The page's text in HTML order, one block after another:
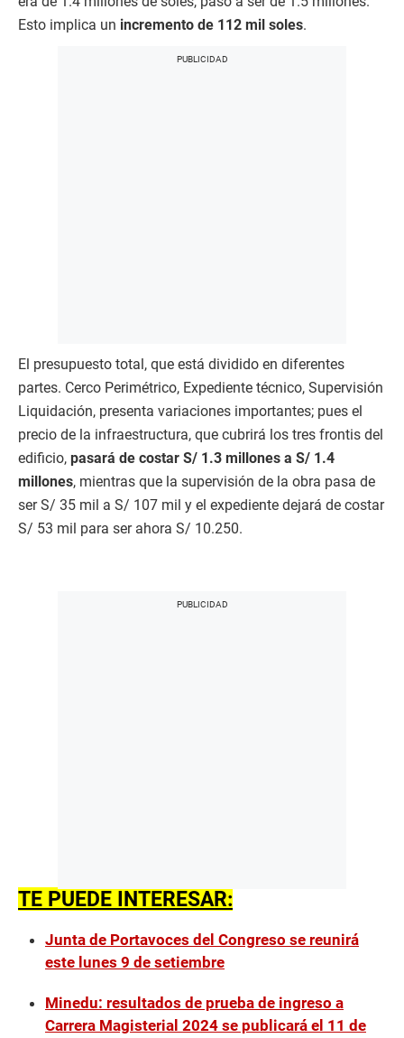
Esto implica un incremento de 112 mil soles.
El presupuesto total, que está dividido en diferentes
partes. Cerco Perimétrico, Expediente técnico, Supervisión
Liquidación, presenta variaciones importantes; pues el
precio de la infraestructura, que cubrirá los tres frontis del
edificio, pasará de costar S/ 1.3 millones a S/ 1.4
millones, mientras que la supervisión de la obra pasa de
ser S/ 35 mil a S/ 107 mil y el expediente dejará de costar
S/ 53 mil para ser ahora S/ 10.250.
TE PUEDE INTERESAR:
Junta de Portavoces del Congreso se reunirá
este lunes 9 de setiembre
Minedu: resultados de prueba de ingreso a
Carrera Magisterial 2024 se publicará el 11 de